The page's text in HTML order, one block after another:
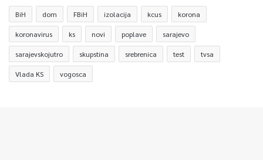
BiH dom FBiH izolacija kcus korona
koronavirus ks novi poplave sarajevo
sarajevskojutro skupstina srebrenica test tvsa
Vlada KS vogosca